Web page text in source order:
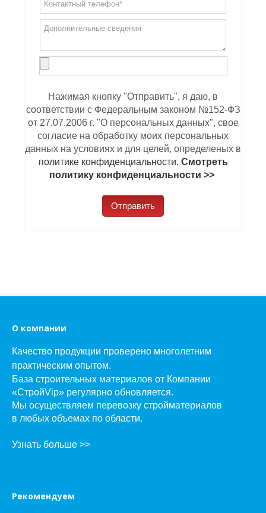
Нажимая кнопку "Отправить", я даю, в
соответствии с Федеральным законом №152-ФЗ
от 27.07.2006 г. "О персональных данных", свое
согласие на обработку моих персональных
данных на условиях и для целей, определеных в
политике конфиденциальности. Смотреть
политику конфиденциальности >>
О компании
Качество продукции проверено многолетним
практическим опытом.
База строительных материалов от Компании
«СтройVip» регулярно обновляется.
Мы осуществляем перевозку стройматериалов
в любых объемах по области.
Узнать больше >>
Рекомендуем